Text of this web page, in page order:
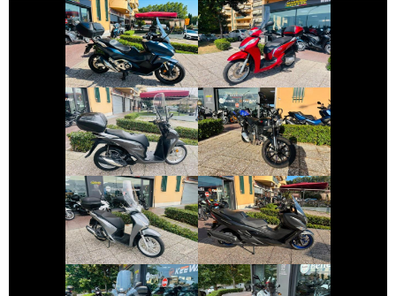
HONDA FORZA-
750
HONDA SH
HONDA SH
€ 3.290 €
DUCATI
SCRAMBLER
€ 4.490 €
HONDA SH
€ 1.999 €
SUZUKI
BURGMAN-400-
650
€ 4.890 €
€ 2.390 € € 8.990 €